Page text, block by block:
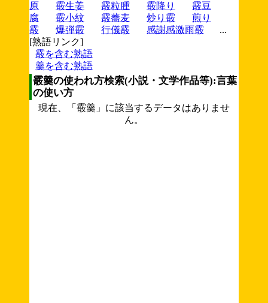
原
霰生姜 霰粒腫 霰降り
霰豆
腐
霰小紋 霰蕎麦 炒り霰
煎り
霰
爆弾霰 行儀霰 感謝感激雨霰
...
[熟語リンク]
霰を含む熟語
羹を含む熟語
霰羹の使われ方検索(小説・文学作品等):言葉
の使い方
現在、「霰羹」に該当するデータはありませ
ん。